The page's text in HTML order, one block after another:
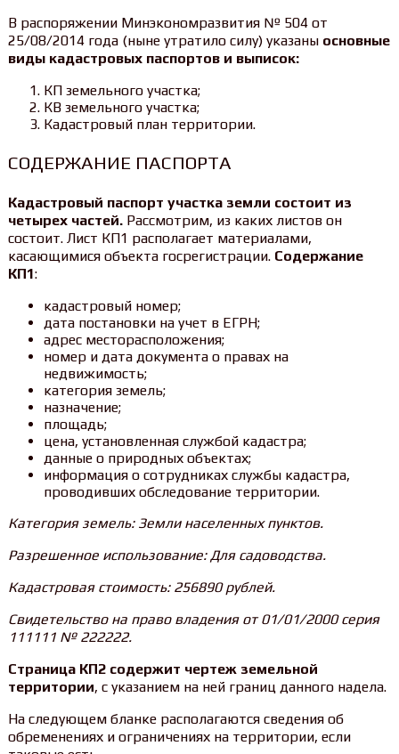
В распоряжении Минэкономразвития № 504 от
25/08/2014 года (ныне утратило силу) указаны основные
виды кадастровых паспортов и выписок:
КП земельного участка;
КВ земельного участка;
Кадастровый план территории.
СОДЕРЖАНИЕ ПАСПОРТА
Кадастровый паспорт участка земли состоит из
четырех частей.Рассмотрим, из каких листов он
состоит. Лист КП1 располагает материалами,
касающимися объекта госрегистрации. Содержание
КП1:
кадастровый номер;
дата постановки на учет в ЕГРН;
адрес месторасположения;
номер и дата документа о правах на
недвижимость;
категория земель;
назначение;
площадь;
цена, установленная службой кадастра;
данные о природных объектах;
информация о сотрудниках службы кадастра,
проводивших обследование территории.
Категория земель: Земли населенных пунктов.
Разрешенное использование: Для садоводства.
Кадастровая стоимость: 256890 рублей.
Свидетельство на право владения от 01/01/2000 серия
111111 № 222222.
Страница КП2 содержит чертеж земельной
территории, с указанием на ней границ данного надела.
На следующем бланке располагаются сведения об
обременениях и ограничениях на территории, если